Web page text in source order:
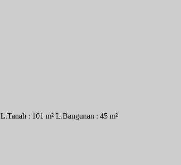
L.Tanah : 101 m² L.Bangunan : 45 m²